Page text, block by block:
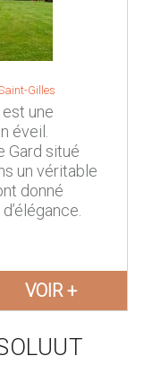
Gilles
une
éveil.
Gard situé
un véritable
donné
VOIR +